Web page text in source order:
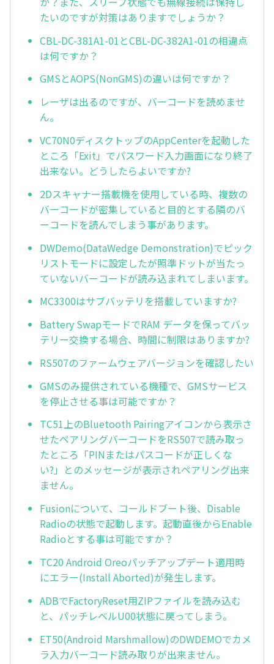
たいのですが対策はありますでしょうか？
CBL-DC-381A1-01とCBL-DC-382A1-01の相違点
は何ですか？
GMSとAOPS(NonGMS)の違いは何ですか？
レーザは出るのですが、バーコードを読めませ
ん。
VC70N0ディスクトップのAppCenterを起動した
ところ「Exit」でパスワード入力画面になり終了
出来ない。どうしたらよいですか?
2Dスキャナー搭載機を使用している時、複数の
バーコードが密集していると目的とする隣のバ
ーコードを読んでしまう事があります。
DWDemo(DataWedge Demonstration)でピック
リストモードに設定したが照準ドットが当たっ
ていないバーコードが読み込まれてしまいます。
MC3300はサブバッテリを搭載していますか?
Battery SwapモードでRAM データを保ってバッ
テリー交換する場合、時間に制限はありますか?
RS507のファームウェアバージョンを確認したい
GMSのみ提供されている機種で、GMSサービス
を停止させる事は可能ですか？
TC51上のBluetooth Pairingアイコンから表示さ
せたペアリングバーコードをRS507で読み取っ
たところ「PINまたはパスコードが正しくな
い?」とのメッセージが表示されペアリング出来
ません。
Fusionについて、コールドブート後、Disable
Radioの状態で起動します。起動直後からEnable
Radioとする事は可能ですか？
TC20 Android Oreoパッチアップデート適用時
にエラー(Install Aborted)が発生します。
ADBでFactoryReset用ZIPファイルを読み込む
と、パッチレベルU00状態に戻ってしまう。
ET50(Android Marshmallow)のDWDEMOでカメ
ラ入力バーコード読み取りが出来ません。